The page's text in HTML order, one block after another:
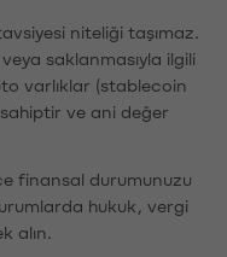
niteliği taşımaz.
saklanmasıyla ilgili
varlıklar (stablecoin
ve ani değer
finansal durumunuzu
hukuk, vergi
alın.